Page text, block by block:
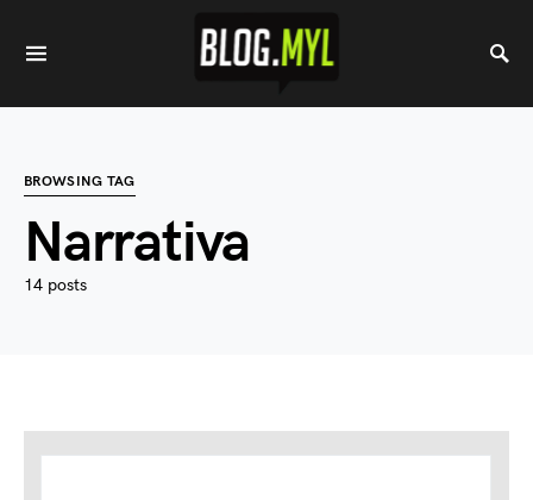
BROWSING TAG
Narrativa
14 posts